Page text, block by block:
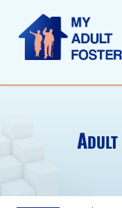
ADULT